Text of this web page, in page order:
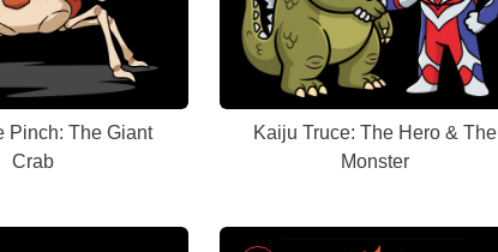
Pinch: The Giant
Crab
Kaiju Truce: The Hero & The
Monster